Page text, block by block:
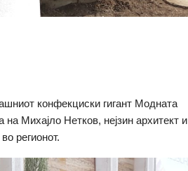
конфекциски гигант Модната
Михајло Нетков, нејзин архитект и
регионот.